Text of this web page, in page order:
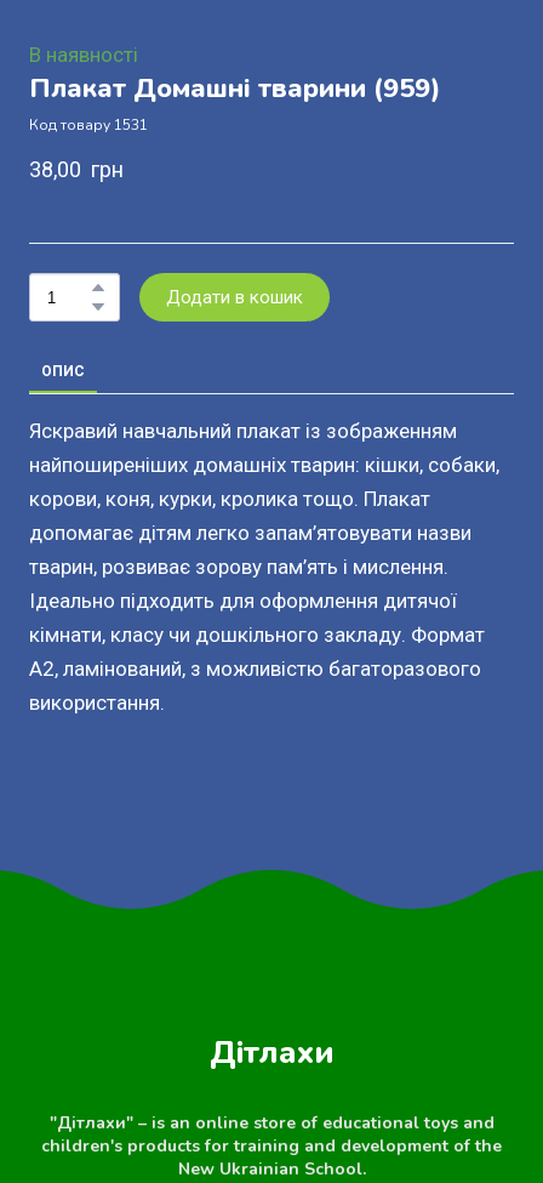
В наявності
Плакат Домашні тварини (959)
Код товару 1531
38,00  грн
Додати в кошик
ОПИС
Яскравий навчальний плакат із зображенням
найпоширеніших домашніх тварин: кішки, собаки,
корови, коня, курки, кролика тощо. Плакат
допомагає дітям легко запам’ятовувати назви
тварин, розвиває зорову пам’ять і мислення.
Ідеально підходить для оформлення дитячої
кімнати, класу чи дошкільного закладу. Формат
А2, ламінований, з можливістю багаторазового
використання.
Дітлахи
"Дітлахи" – is an online store of educational toys and
children's products for training and development of the
New Ukrainian School.